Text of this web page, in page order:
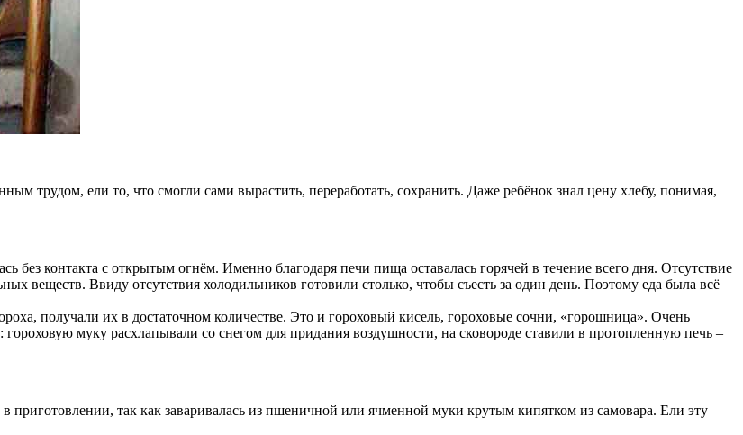
трудом, ели то, что смогли сами вырастить, переработать, сохранить. Даже ребёнок знал цену хлебу, понимая,
без контакта с открытым огнём. Именно благодаря печи пища оставалась горячей в течение всего дня. Отсутствие
веществ. Ввиду отсутствия холодильников готовили столько, чтобы съесть за один день. Поэтому еда была всё
получали их в достаточном количестве. Это и гороховый кисель, гороховые сочни, «горошница». Очень
муку расхлапывали со снегом для придания воздушности, на сковороде ставили в протопленную печь –
приготовлении, так как заваривалась из пшеничной или ячменной муки крутым кипятком из самовара. Ели эту